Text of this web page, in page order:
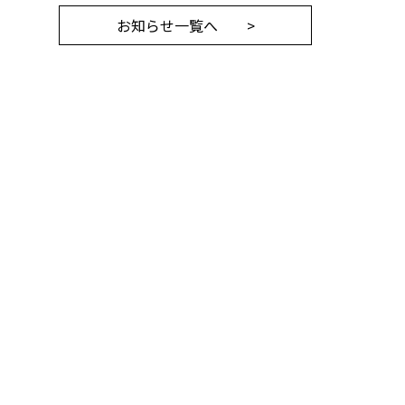
お知らせ一覧へ